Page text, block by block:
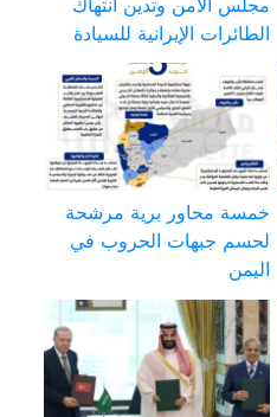
الطائرات الإيرانية للسيادة
خمسة محاور برية مرشحة
لحسم جبهات الحروب في
اليمن